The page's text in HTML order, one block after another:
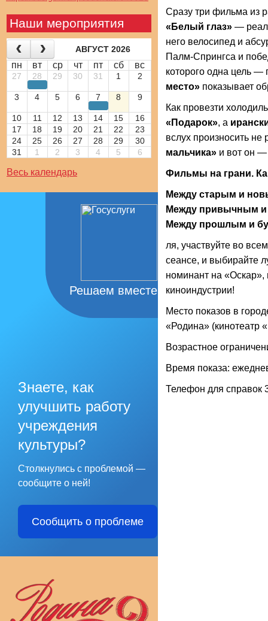
Наши мероприятия
АВГУСТ 2026
пн вт ср чт пт сб вс
27 28 29 30 31 1 2
3 4 5 6 7 8 9
10 11 12 13 14 15
16
17
18 19 20 21 22
23
24
25 26 27 28 29
30
31
1 2 3 4 5 6
Весь календарь
Решаем вместе
Знаете, как
улучшить работу
учреждения
культуры?
Столкнулись с проблемой —
сообщите о ней!
Сообщить о проблеме
Сразу три фильма из
«Белый глаз» —
него велосипед и
Палм-Спрингса и
которого одна цель —
место» показывает
Как провезти
«Подарок», а
вслух произносить
мальчика» и вот он —
Фильмы на грани.
Между старым и
Между привычным
Между прошлым и
ля, участвуйте во
сеансе, и выбирайте
номинант на
киноиндустрии!
Место показов в
«Родина» (кинотеатр
Возрастное
Время показа:
Телефон для справок